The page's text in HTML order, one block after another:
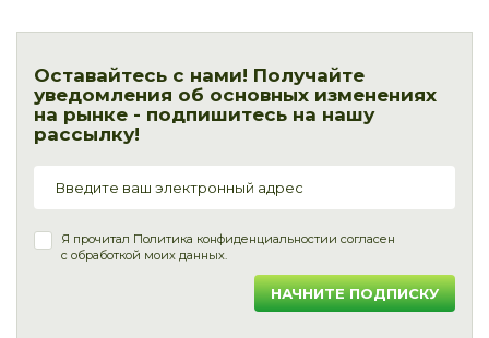
Оставайтесь с нами! Получайте
уведомления об основных изменениях
на рынке - подпишитесь на нашу
рассылку!
Я прочитал Политика конфиденциальностии согласен
с обработкой моих данных.
НАЧНИТЕ ПОДПИСКУ